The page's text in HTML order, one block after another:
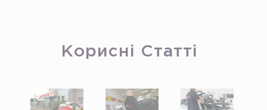
Корисні Статті